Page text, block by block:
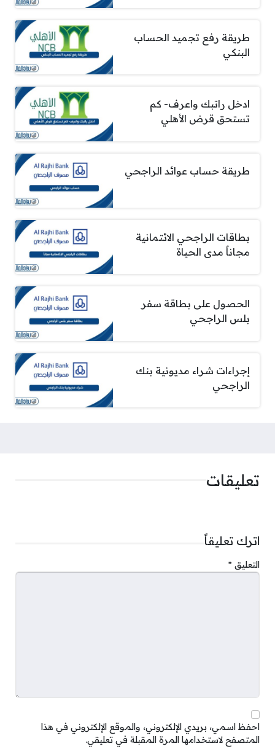
طريقة رفع تجميد الحساب
البنكي
ادخل راتبك واعرف- كم
تستحق قرض الأهلي
طريقة حساب عوائد الراجحي
بطاقات الراجحي الائتمانية
مجاناً مدى الحياة
الحصول على بطاقة سفر
بلس الراجحي
إجراءات شراء مديونية بنك
الراجحي
تعليقات
اترك تعليقاً
التعليق *
احفظ اسمي، بريدي الإلكتروني، والموقع الإلكتروني في هذا
المتصفح لاستخدامها المرة المقبلة في تعليقي.